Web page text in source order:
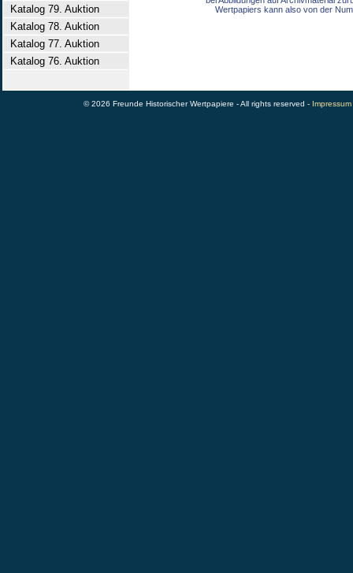
Katalog 79. Auktion
Katalog 78. Auktion
Katalog 77. Auktion
Katalog 76. Auktion
Wertpapiers kann also von der
© 2026 Freunde Historischer Wertpapiere - All rights reserved - Impressum